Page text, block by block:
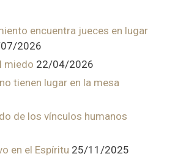
encuentra jueces en lugar
2026
miedo 22/04/2026
tienen lugar en la mesa
de los vínculos humanos
en el Espíritu 25/11/2025